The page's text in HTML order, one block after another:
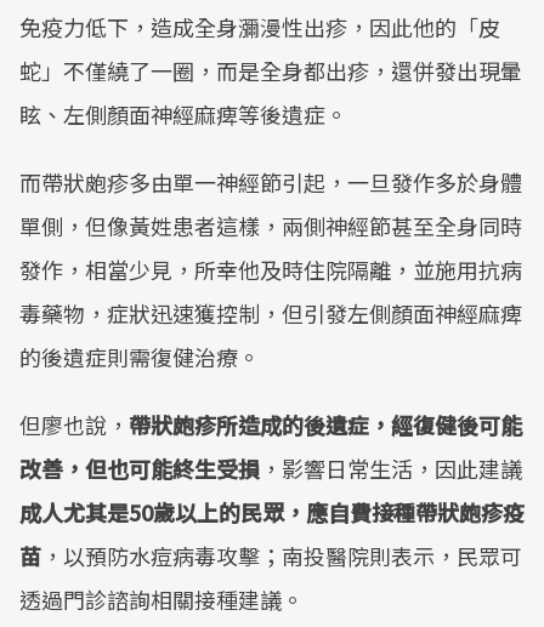
免疫力低下，造成全身瀰漫性出疹，因此他的「皮
蛇」不僅繞了一圈，而是全身都出疹，還併發出現暈
眩、左側顏面神經麻痺等後遺症。
而帶狀皰疹多由單一神經節引起，一旦發作多於身體
單側，但像黃姓患者這樣，兩側神經節甚至全身同時
發作，相當少見，所幸他及時住院隔離，並施用抗病
毒藥物，症狀迅速獲控制，但引發左側顏面神經麻痺
的後遺症則需復健治療。
但廖也說， 帶狀皰疹所造成的後遺症，經復健後可能
改善，但也可能終生受損 ，影響日常生活，因此建議
成人尤其是50歲以上的民眾，應自費接種帶狀皰疹疫
苗 ，以預防水痘病毒攻擊；南投醫院則表示，民眾可
透過門診諮詢相關接種建議。